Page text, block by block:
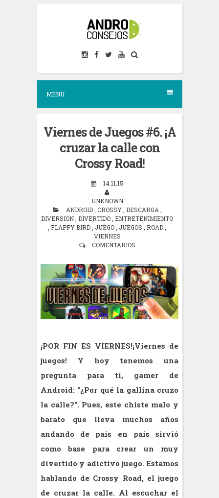
MENU
Viernes de Juegos #6. ¡A
cruzar la calle con
Crossy Road!
14.11.15
UNKNOWN
ANDROID CROSSY DESCARGA
DIVERSION
DIVERTIDO
ENTRETENIMIENTO
FLAPPY BIRD JUEGO JUEGOS ROAD
VIERNES
COMENTARIOS
¡POR FIN ES VIERNES!¡Viernes de
juegos! Y hoy tenemos una
pregunta para ti, gamer de
Android: "¿Por qué la gallina cruzo
la calle?". Pues, este chiste malo y
barato que lleva muchos años
andando de país en país sirvió
como base para crear un muy
divertido y adictivo juego. Estamos
hablando de Crossy Road, el juego
de cruzar la calle. Al escuchar el